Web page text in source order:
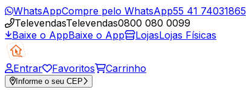
WhatsAppCompre pelo WhatsApp55 41 74031865
TelevendasTelevendas0800 080 0099
Baixe o AppBaixe o App LojasLojas Físicas
Entrar Favoritos Carrinho
Informe o seu CEP